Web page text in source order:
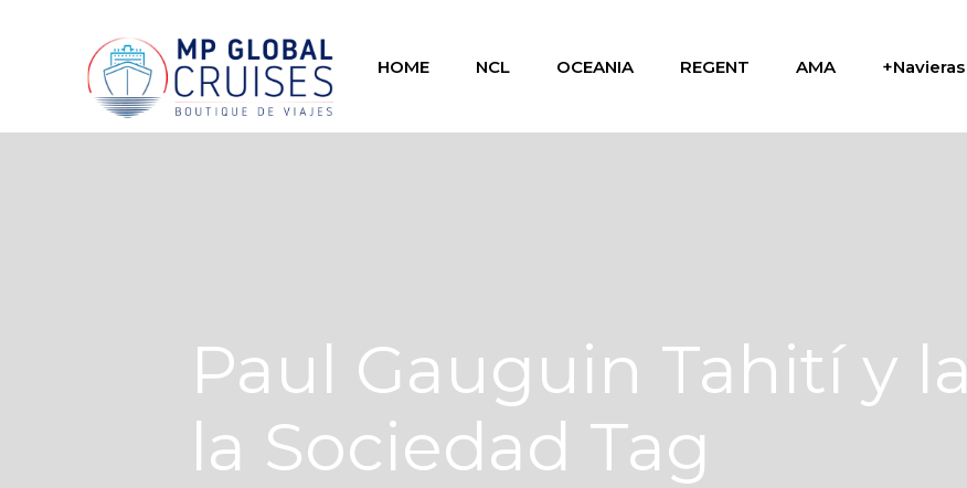
HOME NCL OCEANIA REGENT AMA +Navieras
Paul Gauguin Tahití y
la Sociedad Tag